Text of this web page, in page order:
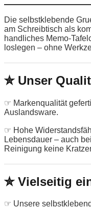
Die selbstklebende
am Schreibtisch als
handliches Memo-
loslegen – ohne
✮ Unser
☞ Markenqualität
Auslandsware.
☞ Hohe
Lebensdauer – auch
Reinigung keine
✮ Vielseitig
☞ Unsere